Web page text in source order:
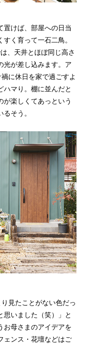
置けば、部屋への日当
く育って一石二鳥。
、天井とほぼ同じ高さ
光が差し込みます。ア
に休日を家で過ごすよ
ハマり。棚に並んだと
が楽しくてあっという
そう。
見たことがない色だっ
思いました（笑）」と
お母さまのアイデアを
ェンス・花壇などはご